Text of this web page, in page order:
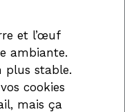
et l’œuf
ambiante.
plus stable.
cookies
mais ça